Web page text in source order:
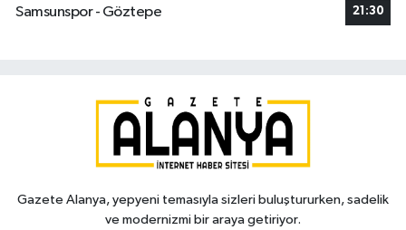
Samsunspor - Göztepe
21:30
Gazete Alanya, yepyeni temasıyla sizleri buluştururken, sadelik
ve modernizmi bir araya getiriyor.